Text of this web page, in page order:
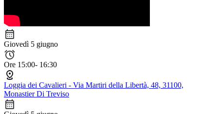
Giovedì 5 giugno
Ore 15:00- 16:30
Loggia dei Cavalieri - Via Martiri della Libertà, 48, 31100,
Monastier Di Treviso